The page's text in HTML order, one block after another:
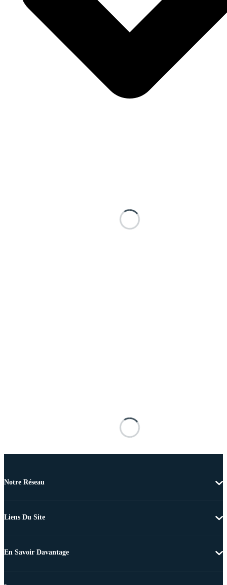
Notre Réseau
Liens Du Site
En Savoir Davantage